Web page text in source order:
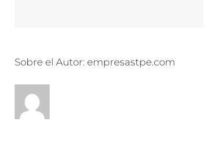
Sobre el Autor: empresastpe.com